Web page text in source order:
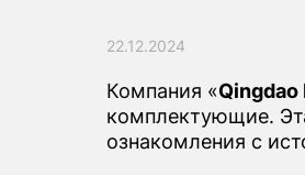
22.12.2024
Компания «
комплектующие.
ознакомления с